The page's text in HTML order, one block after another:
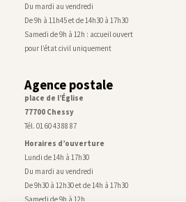
Du mardi au vendredi
De 9h à 11h45 et de 14h30 à 17h30
Samedi de 9h à 12h : accueil ouvert
pour l’état civil uniquement
Agence postale
place de l’Église
77700 Chessy
Tél. 01 60 43 88 87
Horaires d’ouverture
Lundi de 14h à 17h30
Du mardi au vendredi
De 9h30 à 12h30 et de 14h à 17h30
Samedi de 9h à 12h